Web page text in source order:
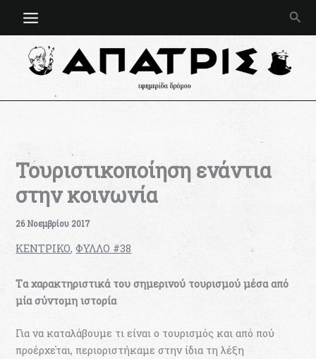
Τουριστικοποίηση ενάντια
στην κοινωνία
26 Νοεμβρίου 2017
ΚΕΝΤΡΙΚΟ,ΦΥΛΛΟ #38
Tα χαρακτηριστικά του σημερινού τουρισμού μέσα από
μία σύντομη ιστορία
Για να καταλάβουμε τι είναι ο τουρισμός και από πού
προέρχεται, περιοριστήκαμε στην ίδια τη λέξη